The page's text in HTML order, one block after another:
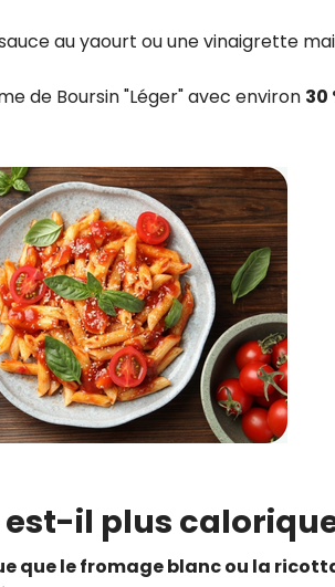
au yaourt ou une vinaigrette
de Boursin "Léger" avec environ 30
il plus
que le fromage blanc ou la